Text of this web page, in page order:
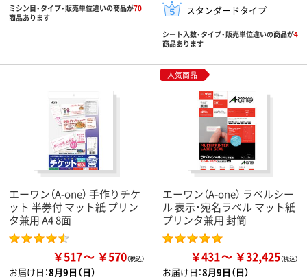
ミシン目・タイプ・販売単位違いの商品が70
商品あります
スタンダードタイプ
シート入数・タイプ・販売単位違いの商品が4
商品あります
エーワン（A-one） 手作りチケ
ット 半券付 マット紙 プリン
タ兼用 A4 8面
￥517 ￥570
お届け日：8月9日（日）
人気商品
エーワン（A-one） ラベルシー
ル 表示・宛名ラベル マット紙
プリンタ兼用 封筒
￥431 ￥32,425
お届け日：8月9日（日）